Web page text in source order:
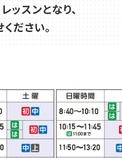
スンとなり、
ださい。